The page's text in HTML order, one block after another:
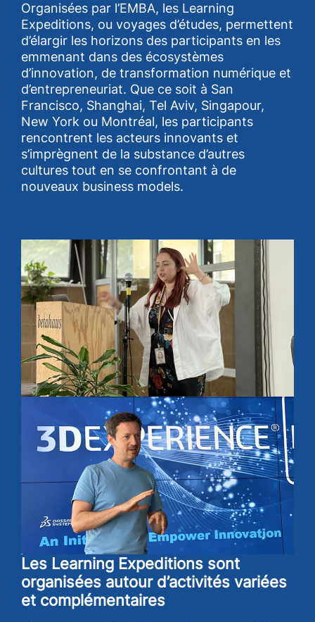
Organisées par l’EMBA, les Learning
Expeditions, ou voyages d’études, permettent
d’élargir les horizons des participants en les
emmenant dans des écosystèmes
d’innovation, de transformation numérique et
d’entrepreneuriat. Que ce soit à San
Francisco, Shanghai, Tel Aviv, Singapour,
New York ou Montréal, les participants
rencontrent les acteurs innovants et
s’imprègnent de la substance d’autres
cultures tout en se confrontant à de
nouveaux business models.
Les Learning Expeditions sont
organisées autour d’activités variées
et complémentaires